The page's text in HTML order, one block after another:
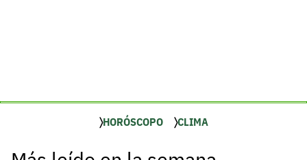
HORÓSCOPO CLIMA